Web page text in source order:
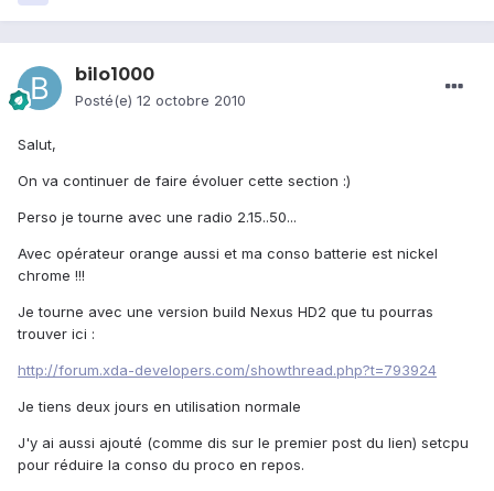
bilo1000
Posté(e) 12 octobre 2010
Salut,
On va continuer de faire évoluer cette section :)
Perso je tourne avec une radio 2.15..50...
Avec opérateur orange aussi et ma conso batterie est nickel
chrome !!!
Je tourne avec une version build Nexus HD2 que tu pourras
trouver ici :
http://forum.xda-developers.com/showthread.php?t=793924
Je tiens deux jours en utilisation normale
J'y ai aussi ajouté (comme dis sur le premier post du lien) setcpu
pour réduire la conso du proco en repos.